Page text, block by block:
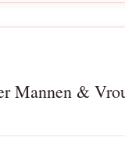
Mannen &